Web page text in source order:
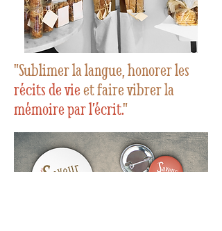
"Sublimer la langue, honorer les
récits de vieet faire vibrer la
mémoire par l’écrit."